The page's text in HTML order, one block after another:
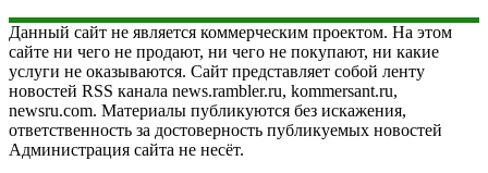
Данный сайт не является коммерческим проектом. На этом
сайте ни чего не продают, ни чего не покупают, ни какие
услуги не оказываются. Сайт представляет собой ленту
новостей RSS канала news.rambler.ru, kommersant.ru,
newsru.com. Материалы публикуются без искажения,
ответственность за достоверность публикуемых новостей
Администрация сайта не несёт.